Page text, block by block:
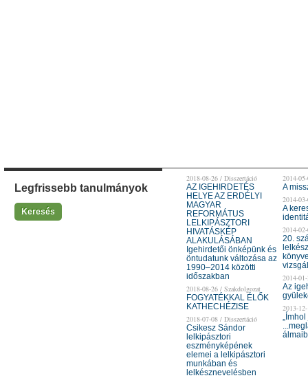
Legfrissebb tanulmányok
Keresés
2018-08-26 / Disszertáció
AZ IGEHIRDETÉS
HELYE AZ ERDÉLYI
MAGYAR
REFORMÁTUS
LELKIPÁSZTORI
HIVATÁSKÉP
ALAKULÁSÁBAN
Igehirdetői önképünk és
öntudatunk változása az
1990–2014 közötti
időszakban
2018-08-26 / Szakdolgozat
FOGYATÉKKAL ÉLŐK
KATHECHÉZISE
2018-07-08 / Disszertáció
Csikesz Sándor
lelkipásztori
eszményképének
elemei a lelkipásztori
munkában és
lelkésznevelésben
2014-
A
2014-
A
2014-
20.
2014-
Az
2013-